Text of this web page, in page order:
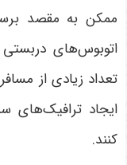
ممکن به مقصد
اتوبوس‌های دربستی
تعداد زیادی از
ایجاد ترافیک‌های
کنند.